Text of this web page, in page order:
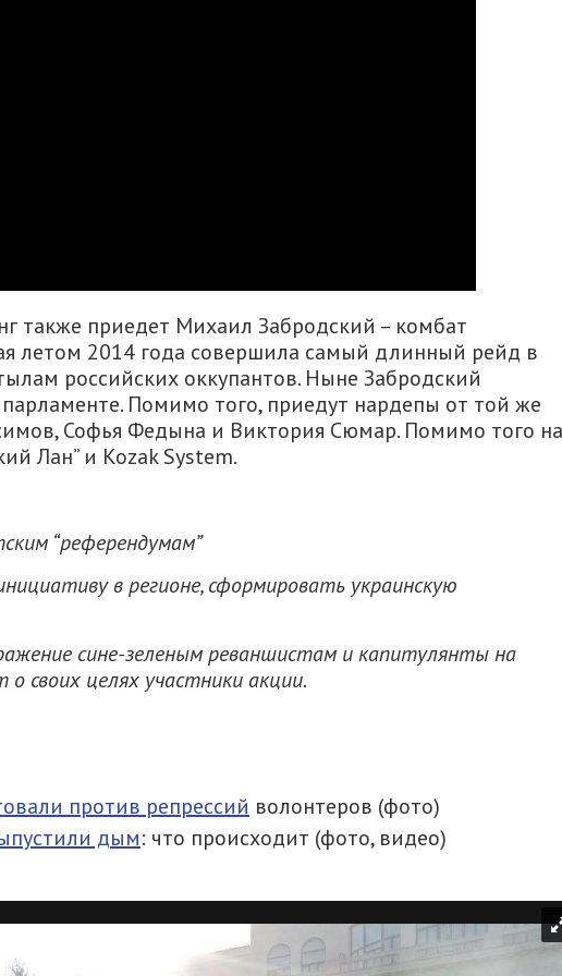
также приедет Михаил Забродский – комбат
летом 2014 года совершила самый длинный рейд в
российских оккупантов. Ныне Забродский
парламенте. Помимо того, приедут нардепы от той же
Софья Федына и Виктория Сюмар. Помимо того на
Лан” и Kozak System.
“референдумам”
в регионе, сформировать украинскую
сине-зеленым реваншистам и капитулянты на
своих целях участники акции.
против репрессий волонтеров (фото)
дым: что происходит (фото, видео)